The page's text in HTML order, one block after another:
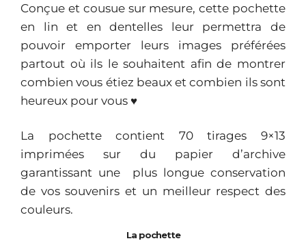
Conçue et cousue sur mesure, cette pochette
en lin et en dentelles leur permettra de
pouvoir emporter leurs images préférées
partout où ils le souhaitent afin de montrer
combien vous étiez beaux et combien ils sont
heureux pour vous ♥
La pochette contient 70 tirages 9×13
imprimées sur du papier d’archive
garantissant une plus longue conservation
de vos souvenirs et un meilleur respect des
couleurs.
La pochette